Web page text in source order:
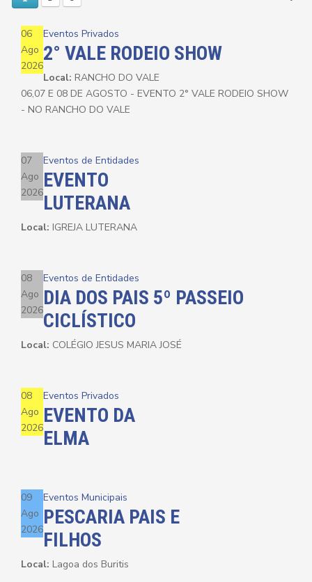
06
Ago
2026
Eventos Privados
2° VALE RODEIO SHOW
Local: RANCHO DO VALE
06,07 E 08 DE AGOSTO - EVENTO 2° VALE RODEIO SHOW
- NO RANCHO DO VALE
07
Ago
2026
Eventos de Entidades
EVENTO
LUTERANA
Local: IGREJA LUTERANA
08
Ago
2026
Eventos de Entidades
DIA DOS PAIS 5º PASSEIO
CICLÍSTICO
Local: COLÉGIO JESUS MARIA JOSÉ
08
Ago
2026
Eventos Privados
EVENTO DA
ELMA
09
Ago
2026
Eventos Municipais
PESCARIA PAIS E
FILHOS
Local: Lagoa dos Buritis